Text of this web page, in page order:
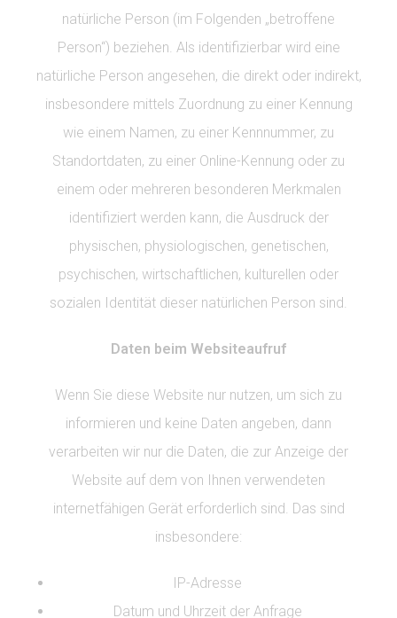
natürliche Person (im Folgenden „betroffene
Person“) beziehen. Als identifizierbar wird eine
natürliche Person angesehen, die direkt oder indirekt,
insbesondere mittels Zuordnung zu einer Kennung
wie einem Namen, zu einer Kennnummer, zu
Standortdaten, zu einer Online-Kennung oder zu
einem oder mehreren besonderen Merkmalen
identifiziert werden kann, die Ausdruck der
physischen, physiologischen, genetischen,
psychischen, wirtschaftlichen, kulturellen oder
sozialen Identität dieser natürlichen Person sind.
Daten beim Websiteaufruf
Wenn Sie diese Website nur nutzen, um sich zu
informieren und keine Daten angeben, dann
verarbeiten wir nur die Daten, die zur Anzeige der
Website auf dem von Ihnen verwendeten
internetfähigen Gerät erforderlich sind. Das sind
insbesondere:
IP-Adresse
Datum und Uhrzeit der Anfrage